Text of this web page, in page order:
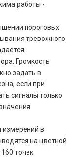
работы -
пороговых
тревожного
Громкость
задать в
если при
сигналы только
измерений в
на цветной
точек.